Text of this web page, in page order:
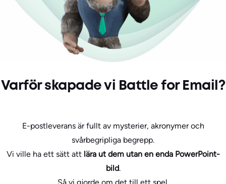
Varför skapade vi Battle for Email?
E-postleverans är fullt av mysterier, akronymer och
svårbegripliga begrepp.
Vi ville ha ett sätt att lära ut dem utan en enda PowerPoint-
bild.